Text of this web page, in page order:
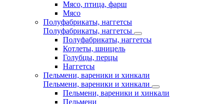
Мясо, птица, фарш
Мясо
Полуфабрикаты, наггетсы
Полуфабрикаты, наггетсы
Полуфабрикаты, наггетсы
Котлеты, шницель
Голубцы, перцы
Наггетсы
Пельмени, вареники и хинкали
Пельмени, вареники и хинкали
Пельмени, вареники и хинкали
Пельмени